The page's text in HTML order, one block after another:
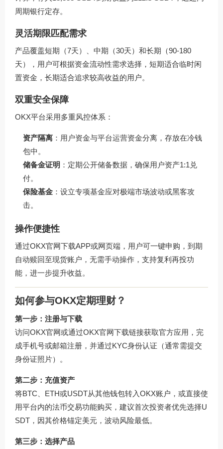
周期银行定存。
灵活期限匹配需求
产品覆盖短期（7天）、中期（30天）和长期（90-180
天），用户可根据资金流动性需求选择，短期适合临时闲
置资金，长期适合追求较高收益的用户。
双重安全保障
OKX平台采用多重风控体系：
资产隔离 ：用户资金与平台运营资金分离，存放在冷钱
包中。
储备金证明 ：定期公开储备数据，确保用户资产1:1兑
付。
保险基金 ：设立专项基金应对极端市场波动或黑客攻
击。
操作便捷性
通过OKX官网下载APP或网页端，用户可一键申购，到期
自动赎回至现货账户，无需手动操作，支持复利再投功
能，进一步提升收益。
如何参与OKX定期理财？
第一步：注册与下载
访问OKX官网或通过OKX官网下载链接获取官方应用，完
成手机号或邮箱注册，并通过KYC身份认证（通常需提交
身份证照片）。
第二步：充值资产
将BTC、ETH或USDT从其他钱包转入OKX账户，或直接使
用平台内的法币交易功能购买，建议首次投资者优先选择U
SDT，因其价格锚定美元，波动风险最低。
第三步：选择产品